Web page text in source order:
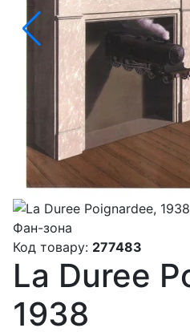
Фан-зона
Код товару: 277483
La Duree
1938